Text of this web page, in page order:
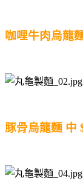
咖哩牛肉烏龍
豚骨烏龍麵 中